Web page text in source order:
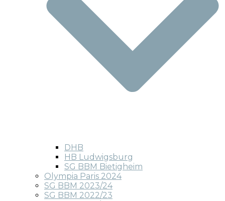
DHB
HB Ludwigsburg
SG BBM Bietigheim
Olympia Paris 2024
SG BBM 2023/24
SG BBM 2022/23